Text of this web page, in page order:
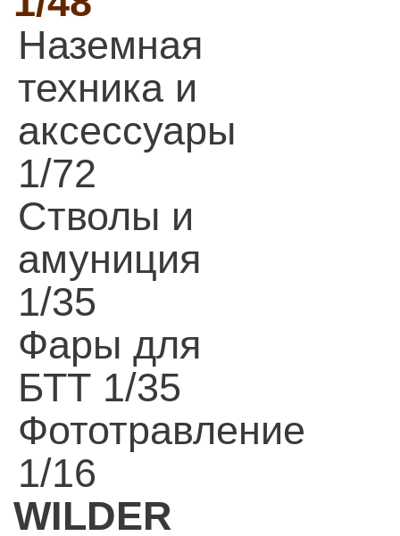
Наземная
техника и
аксессуары
1/72
Стволы и
амуниция
1/35
Фары для
БТТ 1/35
Фототравление
1/16
WILDER